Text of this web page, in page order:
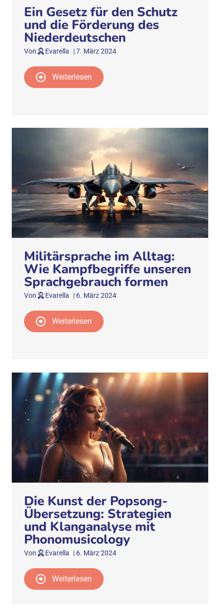
Ein Gesetz für den Schutz
und die Förderung des
Niederdeutschen
Von Evarella |7. März 2024
Weiterlesen
Militärsprache im Alltag:
Wie Kampfbegriffe unseren
Sprachgebrauch formen
Von Evarella | 6. März 2024
Weiterlesen
Die Kunst der Popsong-
Übersetzung: Strategien
und Klanganalyse mit
Phonomusicology
Von Evarella | 6. März 2024
Weiterlesen